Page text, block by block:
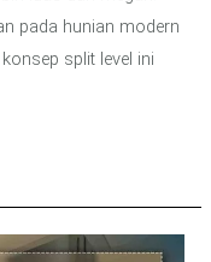
pada hunian modern
split level ini